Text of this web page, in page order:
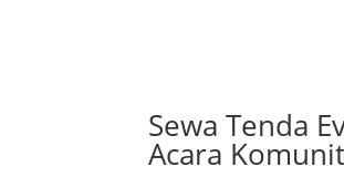
Sewa Tenda
Acara